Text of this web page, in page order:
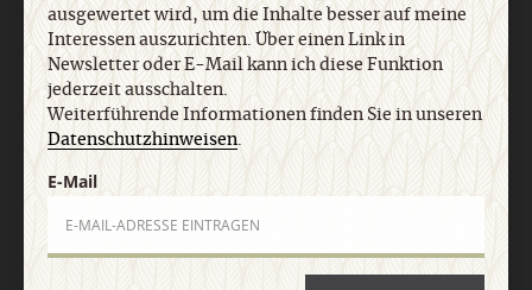
ausgewertet wird, um die Inhalte besser auf meine
Interessen auszurichten. Über einen Link in
Newsletter oder E-Mail kann ich diese Funktion
jederzeit ausschalten.
Weiterführende Informationen finden Sie in unseren
Datenschutzhinweisen.
E-Mail